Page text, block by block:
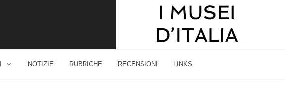
NOTIZIE RUBRICHE RECENSIONI LINKS